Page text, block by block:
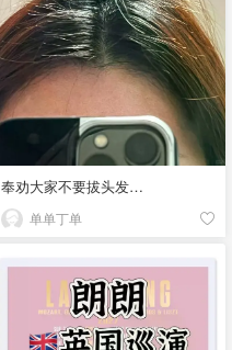
奉劝大家不要拔头发…
单单丁单